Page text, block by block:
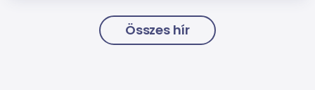
Összes hír